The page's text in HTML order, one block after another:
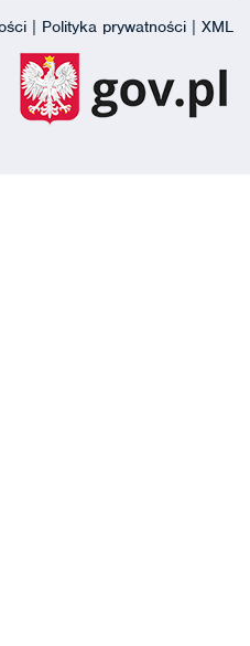
| Polityka prywatności | XML